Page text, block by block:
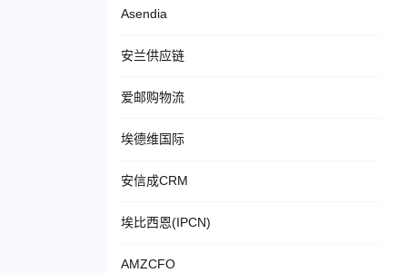
Asendia
安兰供应链
爱邮购物流
埃德维国际
安信成CRM
埃比西恩(IPCN)
AMZCFO